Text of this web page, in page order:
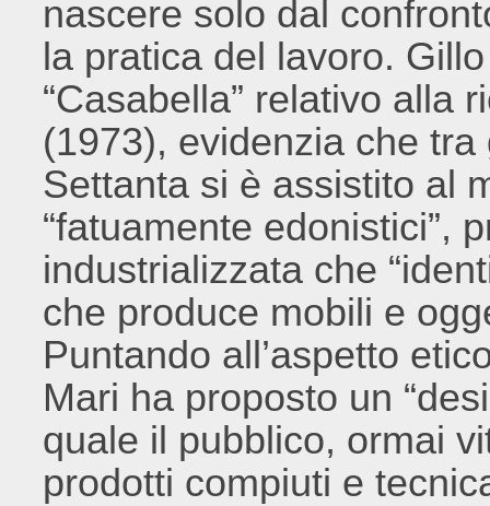
nascere solo dal
la pratica del lavoro.
“Casabella” relativo alla
(1973), evidenzia che tra
Settanta si è assistito al
“fatuamente edonistici”,
industrializzata che
che produce mobili e
Puntando all’aspetto
Mari ha proposto un
quale il pubblico, ormai
prodotti compiuti e